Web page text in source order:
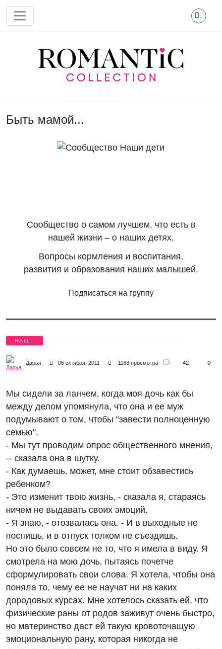
Перейти к основному содержанию
Быть мамой...
Сообщество о самом лучшем, что есть в
нашей жизни – о наших детях.
Вопросы кормления и воспитания,
развития и образования наших малышей.
Подписаться на группу
НАШИ
Дарья 06 октября, 2011 1163 просмотра 42 0
Мы сидели за ланчем, когда моя дочь как бы
между делом упомянула, что она и ее муж
подумывают о том, чтобы "завести полноценную
семью".
- Мы тут проводим опрос общественного мнения,
-- сказала она в шутку.
- Как думаешь, может, мне стоит обзавестись
ребенком?
- Это изменит твою жизнь, - сказала я, стараясь
ничем не выдавать своих эмоций.
- Я знаю, - отозвалась она. - И в выходные не
поспишь, и в отпуск толком не съездишь.
Но это было совсем не то, что я имела в виду. Я
смотрела на мою дочь, пытаясь почетче
сформулировать свои слова. Я хотела, чтобы она
поняла то, чему ее не научат ни на каких
дородовых курсах. Мне хотелось сказать ей, что
физические раны от родов заживут очень быстро,
но материнство даст ей такую кровоточащую
эмоциональную рану, которая никогда не